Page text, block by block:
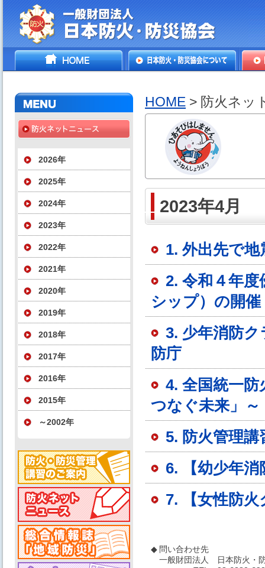
一般財団法人日本防火・防
HOME
2026年
2025年
2024年
2023年
2022年
2021年
2020年
2019年
2018年
2017年
2016年
2015年
～2002年
HOME > 防火ネッ
2023年4月
1. 外出先で
2. 令和４年
シップ）の開催
3. 少年消防
防庁
4. 全国統一
つなぐ未来」～
5. 防火管理
6. 【幼少年
7. 【女性防
◆ 問い合わせ先
一般財団法人
日本防火・